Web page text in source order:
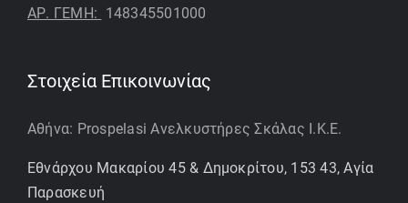
ΑΡ. ΓΕΜΗ: 148345501000
Στοιχεία Επικοινωνίας
Αθήνα: Prospelasi Ανελκυστήρες Σκάλας Ι.Κ.Ε.
Εθνάρχου Μακαρίου 45 & Δημοκρίτου, 153 43, Αγία
Παρασκευή